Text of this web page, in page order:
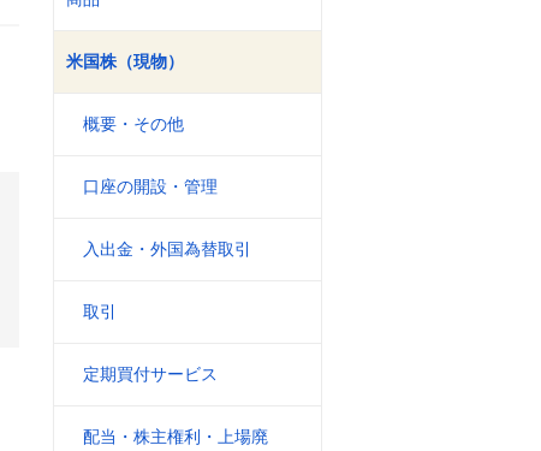
米国株（現物）
概要・その他
口座の開設・管理
入出金・外国為替取引
取引
定期買付サービス
配当・株主権利・上場廃